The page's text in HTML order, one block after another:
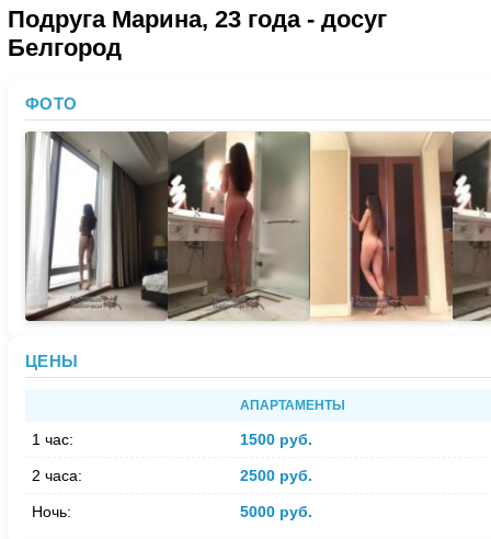
Подруга Марина, 23 года - досуг
Белгород
ФОТО
ЦЕНЫ
АПАРТАМЕНТЫ
1 час: 1500 руб.
2 часа: 2500 руб.
Ночь: 5000 руб.